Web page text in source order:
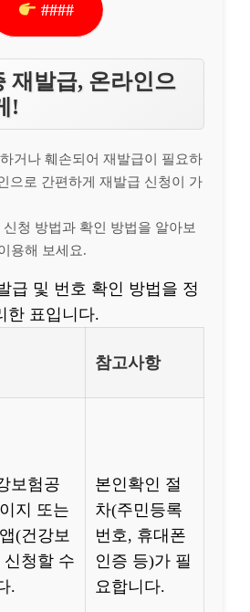
####
재발급, 온라인으
!
거나 훼손되어 재발급이 필요하
으로 간편하게 재발급 신청이 가
청 방법과 확인 방법을 알아보
용해 보세요.
급 및 번호 확인 방법을 정
한 표입니다.
참고사항
보험공
지 또는
(건강보
신청할 수
.
본인확인 절
차(주민등록
번호, 휴대폰
인증 등)가 필
요합니다.